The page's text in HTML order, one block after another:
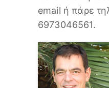
email ή πάρε
6973046561.